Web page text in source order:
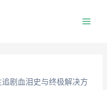
剧血泪史与终极解决方